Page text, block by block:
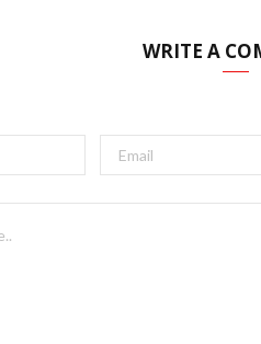
WRITE A